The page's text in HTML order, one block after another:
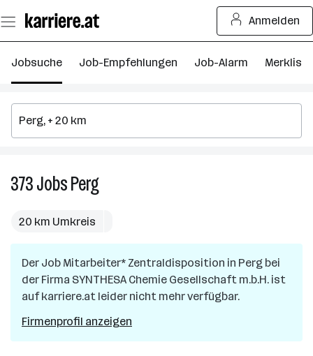
Seiteninhalt
springen
Anmelden
Jobsuche Job-Empfehlungen Job-Alarm Merkliste
373JobsPerg373
Jobs
20 km Umkreis
Der Job Mitarbeiter* Zentraldisposition in Perg bei
der Firma SYNTHESA Chemie Gesellschaft m.b.H. ist
auf karriere.at leider nicht mehr verfügbar.
Firmenprofil anzeigen